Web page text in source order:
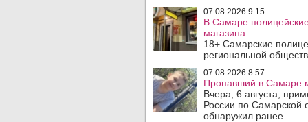
07.08.2026 9:15
В Самаре
магазина.
18+ Самарские
региональной
07.08.2026 8:57
Пропавший в Самаре
Вчера, 6 августа,
России по Самарской
обнаружил ранее ..